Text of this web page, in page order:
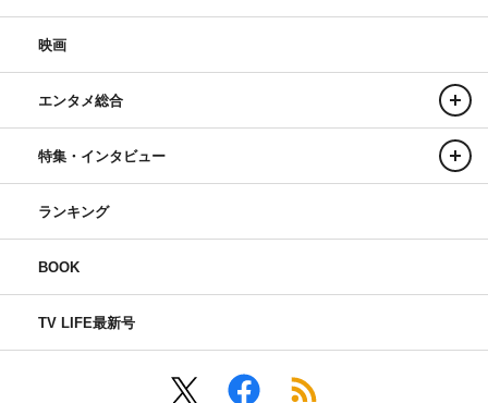
映画
エンタメ総合
特集・インタビュー
ランキング
BOOK
TV LIFE最新号